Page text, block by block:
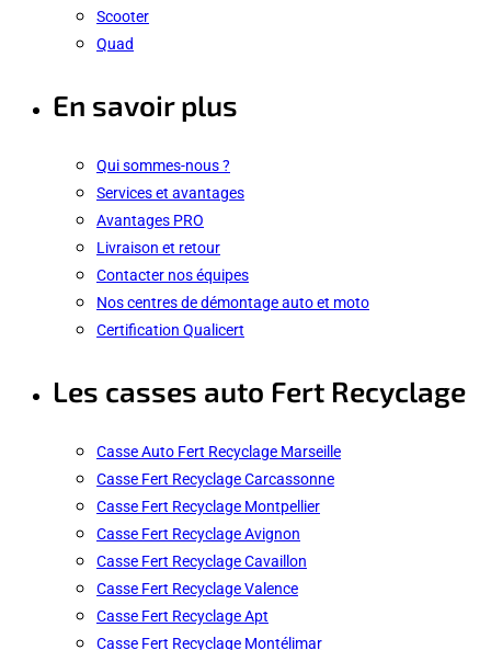
Scooter
Quad
En savoir plus
Qui sommes-nous ?
Services et avantages
Avantages PRO
Livraison et retour
Contacter nos équipes
Nos centres de démontage auto et moto
Certification Qualicert
Les casses auto Fert Recyclage
Casse Auto Fert Recyclage Marseille
Casse Fert Recyclage Carcassonne
Casse Fert Recyclage Montpellier
Casse Fert Recyclage Avignon
Casse Fert Recyclage Cavaillon
Casse Fert Recyclage Valence
Casse Fert Recyclage Apt
Casse Fert Recyclage Montélimar